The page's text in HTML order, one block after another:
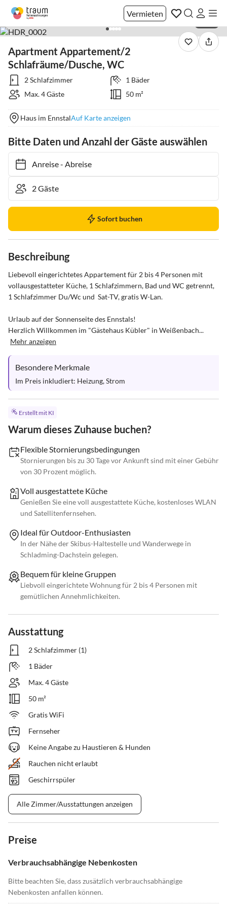
Vermieten
Apartment Appartement/2
Schlafräume/Dusche, WC
2 Schlafzimmer
1 Bäder
Max. 4 Gäste
50 m²
Haus im EnnstalAuf Karte anzeigen
Bitte Daten und Anzahl der Gäste auswählen
Anreise- Abreise
Sofort buchen
Beschreibung
Liebevoll eingerichtetes Appartement für 2 bis 4 Personen mit
vollausgestatteter Küche, 1 Schlafzimmern, Bad und WC getrennt,
1 Schlafzimmer Du/Wc und  Sat-TV, gratis W-Lan.
Urlaub auf der Sonnenseite des Ennstals!
Herzlich Willkommen im "Gästehaus Kübler" in Weißenbach...
Mehr anzeigen
Besondere Merkmale
Im Preis inkludiert: Heizung, Strom
Erstellt mit KI
Warum dieses Zuhause buchen?
Flexible Stornierungsbedingungen
Stornierungen bis zu 30 Tage vor Ankunft sind mit einer Gebühr
von 30 Prozent möglich.
Voll ausgestattete Küche
Genießen Sie eine voll ausgestattete Küche, kostenloses WLAN
und Satellitenfernsehen.
Ideal für Outdoor-Enthusiasten
In der Nähe der Skibus-Haltestelle und Wanderwege in
Schladming-Dachstein gelegen.
Bequem für kleine Gruppen
Liebvoll eingerichtete Wohnung für 2 bis 4 Personen mit
gemütlichen Annehmlichkeiten.
Ausstattung
2 Schlafzimmer (1)
1 Bäder
Max. 4 Gäste
50 m²
Gratis WiFi
Fernseher
Keine Angabe zu Haustieren & Hunden
Rauchen nicht erlaubt
Geschirrspüler
Alle Zimmer/Ausstattungen anzeigen
Preise
Verbrauchsabhängige Nebenkosten
Bitte beachten Sie, dass zusätzlich verbrauchsabhängige
Nebenkosten anfallen können.